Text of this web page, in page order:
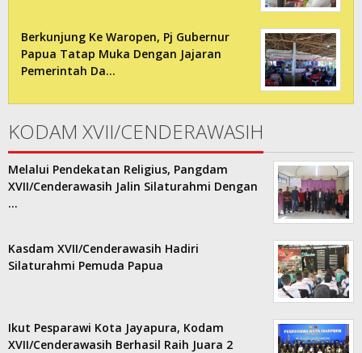
Berkunjung Ke Waropen, Pj Gubernur
Papua Tatap Muka Dengan Jajaran
Pemerintah Da…
KODAM XVII/CENDERAWASIH
Melalui Pendekatan Religius, Pangdam
XVII/Cenderawasih Jalin Silaturahmi Dengan
…
Kasdam XVII/Cenderawasih Hadiri
Silaturahmi Pemuda Papua
Ikut Pesparawi Kota Jayapura, Kodam
XVII/Cenderawasih Berhasil Raih Juara 2